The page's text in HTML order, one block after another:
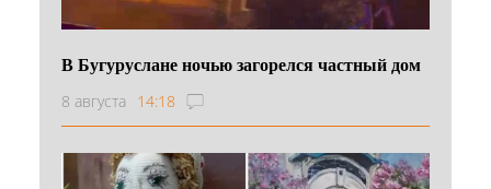
В Бугуруслане ночью загорелся частный дом
8 августа 14:18